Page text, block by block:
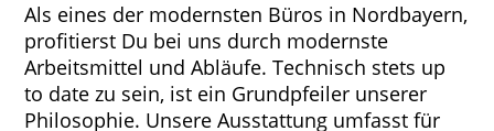
Als eines der modernsten Büros in Nordbayern,
profitierst Du bei uns durch modernste
Arbeitsmittel und Abläufe. Technisch stets up
to date zu sein, ist ein Grundpfeiler unserer
Philosophie. Unsere Ausstattung umfasst für